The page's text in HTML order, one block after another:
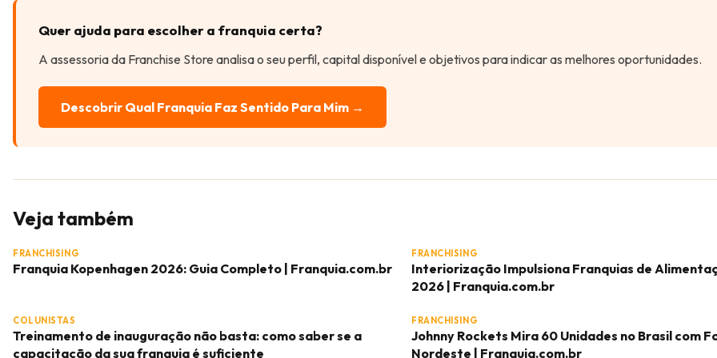
Quer ajuda para escolher a franquia certa?
A assessoria da Franchise Store analisa o seu perfil, capital disponível e objetivos para indicar as melhores oportunidades.
Descobrir Qual Franquia Faz Sentido Para Mim →
Veja também
FRANCHISING
Franquia Kopenhagen 2026: Guia Completo | Franquia.com.br
FRANCHISING
Interiorização Impulsiona Franquias de
2026 | Franquia.com.br
COLUNISTAS
Treinamento de inauguração não basta: como saber se a
capacitação da sua franquia é suficiente
FRANCHISING
Johnny Rockets Mira 60 Unidades no Brasil com
Nordeste | Franquia.com.br